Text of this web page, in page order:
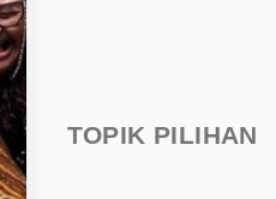
TOPIK PILIHAN